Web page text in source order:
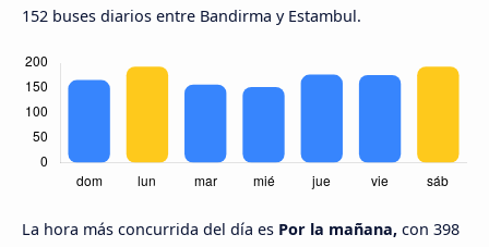
152 buses diarios entre Bandirma y Estambul.
La hora más concurrida del día es Por la mañana, con 398